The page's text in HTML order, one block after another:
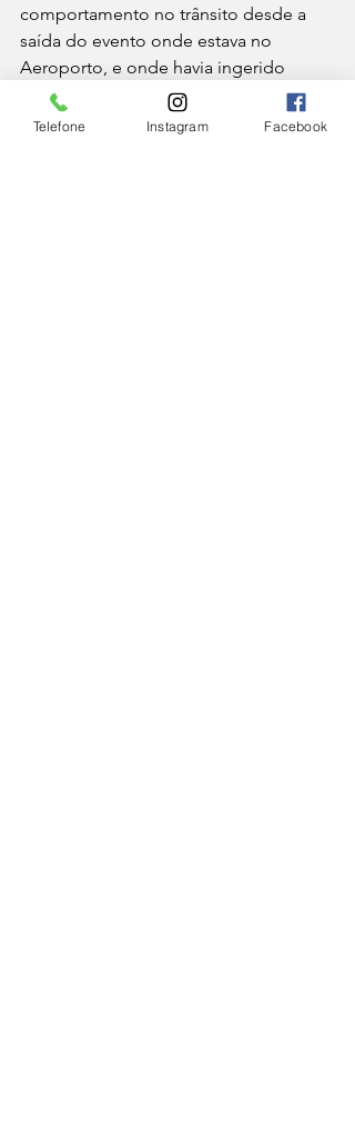
comportamento no trânsito desde a
saída do evento onde estava no
Aeroporto, e onde havia ingerido
bebida alcoólica, até o local do
acidente na Serra do Bandeirantes.
Telefone Instagram Facebook